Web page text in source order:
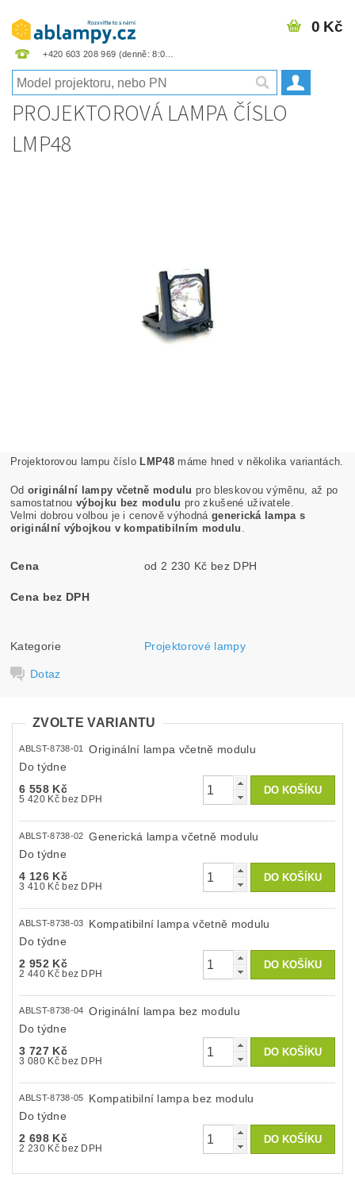
+420 603 208 969
0 Kč
PROJEKTOROVÁ LAMPA ČÍSLO
LMP48
Projektorovou lampu číslo LMP48 máme hned v několika variantách.
Odoriginální lampy včetně modulu pro bleskovou výměnu, až po
samostatnou výbojku bez modulu pro zkušené uživatele.
Velmi dobrou volbou je i cenově výhodná generická lampa s
originální výbojkou v kompatibilním modulu
Cena od 2 230 Kč bez DPH
Cena bez DPH
Kategorie Projektorové lampy
Dotaz
ZVOLTE VARIANTU
ABLST-8738-01
Originální lampa včetně modulu
Do týdne
6 558 Kč
5 420 Kč bez DPH
ABLST-8738-02
Generická lampa včetně modulu
Do týdne
4 126 Kč
3 410 Kč bez DPH
ABLST-8738-03
Kompatibilní lampa včetně modulu
Do týdne
2 952 Kč
2 440 Kč bez DPH
ABLST-8738-04
Originální lampa bez modulu
Do týdne
3 727 Kč
3 080 Kč bez DPH
ABLST-8738-05
Kompatibilní lampa bez modulu
Do týdne
2 698 Kč
2 230 Kč bez DPH